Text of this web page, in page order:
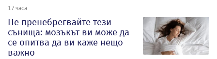
17 часа
Не пренебрегвайте тези
сънища: мозъкът ви може да
се опитва да ви каже нещо
важно